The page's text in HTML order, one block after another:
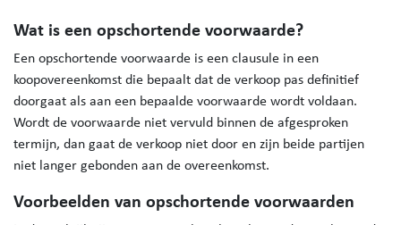
Wat is een opschortende voorwaarde?
Een opschortende voorwaarde is een clausule in een
koopovereenkomst die bepaalt dat de verkoop pas definitief
doorgaat als aan een bepaalde voorwaarde wordt voldaan.
Wordt de voorwaarde niet vervuld binnen de afgesproken
termijn, dan gaat de verkoop niet door en zijn beide partijen
niet langer gebonden aan de overeenkomst.
Voorbeelden van opschortende voorwaarden